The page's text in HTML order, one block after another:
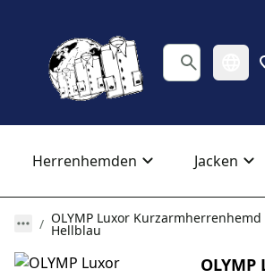
Herrenhemden Jacken
OLYMP Luxor
Hellblau
OLYMP